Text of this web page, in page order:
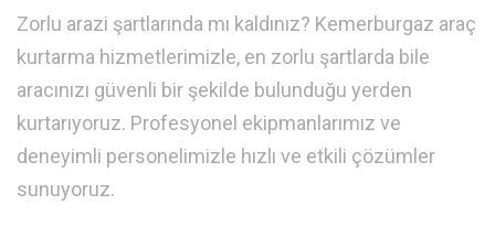
Zorlu arazi şartlarında mı kaldınız? Kemerburgaz araç
kurtarma hizmetlerimizle, en zorlu şartlarda bile
aracınızı güvenli bir şekilde bulunduğu yerden
kurtarıyoruz. Profesyonel ekipmanlarımız ve
deneyimli personelimizle hızlı ve etkili çözümler
sunuyoruz.